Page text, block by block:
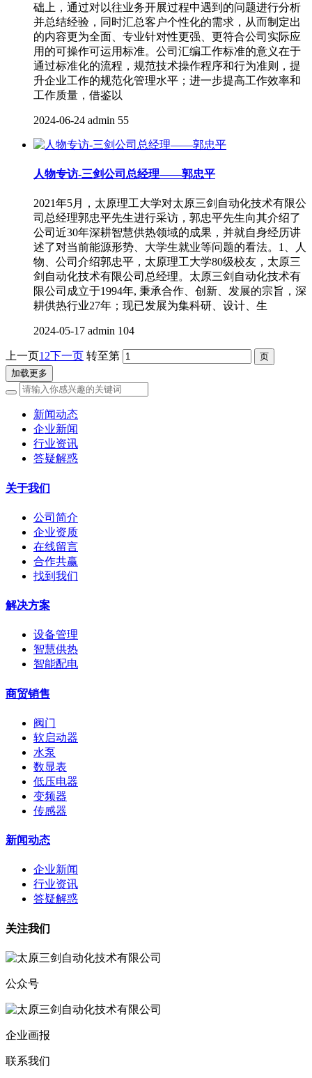
础上，通过对以往业务开展过程中遇到的问题进行分析
并总结经验，同时汇总客户个性化的需求，从而制定出
的内容更为全面、专业针对性更强、更符合公司实际应
用的可操作可运用标准。公司汇编工作标准的意义在于
通过标准化的流程，规范技术操作程序和行为准则，提
升企业工作的规范化管理水平；进一步提高工作效率和
工作质量，借鉴以
2024-06-24 admin 55
人物专访-三剑公司总经理——郭忠平
2021年5月，太原理工大学对太原三剑自动化技术有限公
司总经理郭忠平先生进行采访，郭忠平先生向其介绍了
公司近30年深耕智慧供热领域的成果，并就自身经历讲
述了对当前能源形势、大学生就业等问题的看法。1、人
物、公司介绍郭忠平，太原理工大学80级校友，太原三
剑自动化技术有限公司总经理。太原三剑自动化技术有
限公司成立于1994年, 秉承合作、创新、发展的宗旨，深
耕供热行业27年；现已发展为集科研、设计、生
2024-05-17 admin 104
上一页1 2下一页 转至第
加载更多
新闻动态
企业新闻
行业资讯
答疑解惑
关于我们
公司简介
企业资质
在线留言
合作共赢
找到我们
解决方案
设备管理
智慧供热
智能配电
商贸销售
阀门
软启动器
水泵
数显表
低压电器
变频器
传感器
新闻动态
企业新闻
行业资讯
答疑解惑
关注我们
公众号
企业画报
联系我们